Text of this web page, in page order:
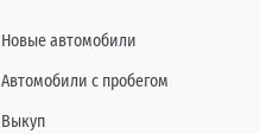
Новые автомобили
Автомобили с пробегом
Выкуп